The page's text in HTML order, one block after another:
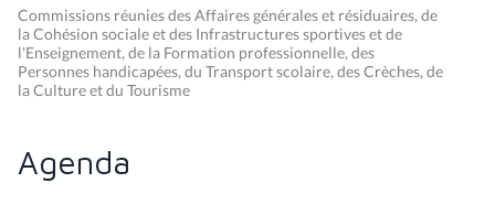
Commissions réunies des Affaires générales et résiduaires, de
la Cohésion sociale et des Infrastructures sportives et de
l'Enseignement, de la Formation professionnelle, des
Personnes handicapées, du Transport scolaire, des Crèches, de
la Culture et du Tourisme
Agenda